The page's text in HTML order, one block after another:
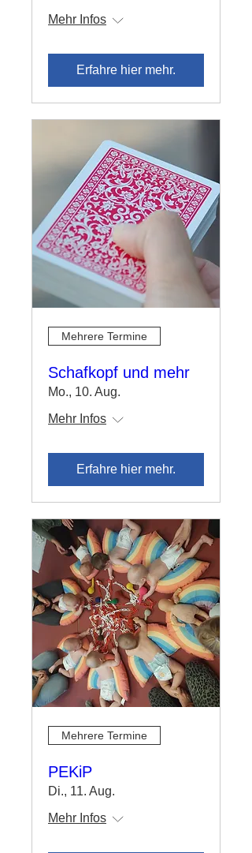
Mehr Infos
Erfahre hier mehr.
Mehrere Termine
Schafkopf und mehr
Mo., 10. Aug.
Mehr Infos
Erfahre hier mehr.
Mehrere Termine
PEKiP
Di., 11. Aug.
Mehr Infos